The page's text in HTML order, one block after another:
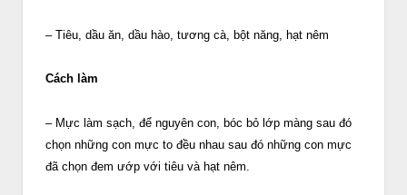
– Tiêu, dầu ăn, dầu hào, tương cà, bột năng, hạt nêm
Cách làm
– Mực làm sạch, để nguyên con, bóc bỏ lớp màng sau đó
chọn những con mực to đều nhau sau đó những con mực
đã chọn đem ướp với tiêu và hạt nêm.